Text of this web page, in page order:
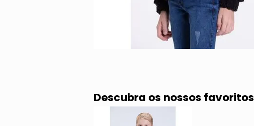
Descubra os nossos favoritos